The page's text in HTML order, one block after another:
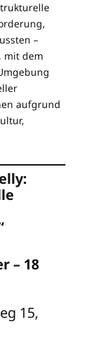
–
mit dem
aufgrund
– 18
15,